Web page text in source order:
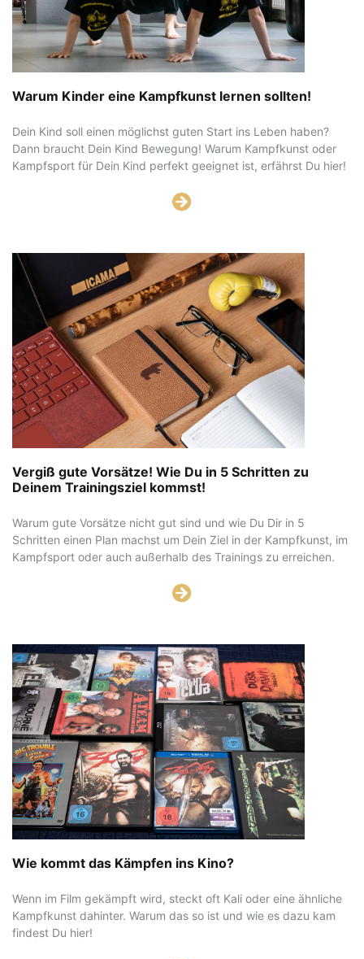
Warum Kinder eine Kampfkunst lernen sollten!
Dein Kind soll einen möglichst guten Start ins Leben haben?
Dann braucht Dein Kind Bewegung! Warum Kampfkunst oder
Kampfsport für Dein Kind perfekt geeignet ist, erfährst Du hier!
Vergiß gute Vorsätze! Wie Du in 5 Schritten zu
Deinem Trainingsziel kommst!
Warum gute Vorsätze nicht gut sind und wie Du Dir in 5
Schritten einen Plan machst um Dein Ziel in der Kampfkunst, im
Kampfsport oder auch außerhalb des Trainings zu erreichen.
Wie kommt das Kämpfen ins Kino?
Wenn im Film gekämpft wird, steckt oft Kali oder eine ähnliche
Kampfkunst dahinter. Warum das so ist und wie es dazu kam
findest Du hier!